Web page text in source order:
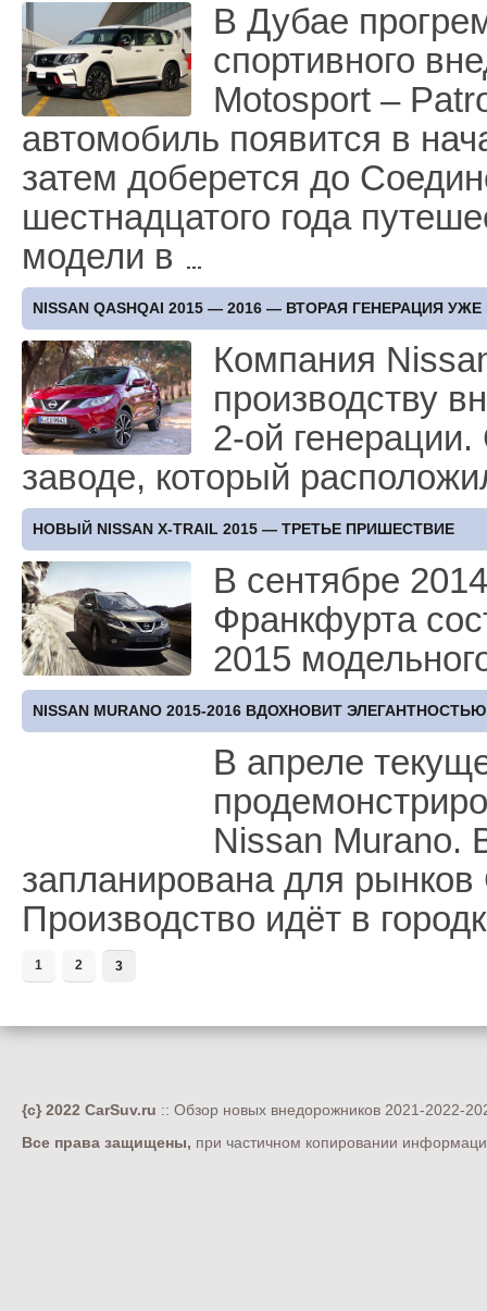
В Дубае
спортивного
Motospоrt –
автомобиль появится в
затем доберется до
шестнадцатого года
модели в
NISSAN QASHQAI 2015 — 2016 — ВТОРАЯ ГЕНЕРАЦИЯ
Компания
производству
2-ой
заводе, который
НОВЫЙ NISSAN X-TRAIL 2015 — ТРЕТЬЕ ПРИШЕСТВИЕ
В сентябре
Франкфурта
2015
NISSAN MURANO 2015-2016 ВДОХНОВИТ ЭЛЕГАНТНОСТЬЮ
В апреле
Nissan Murano.
запланирована для
Производство идёт в
1 2 3
{c} 2022 CarSuv.ru :: Обзор новых внедорожников 2021-2022-
Все права защищены, при частичном копировании